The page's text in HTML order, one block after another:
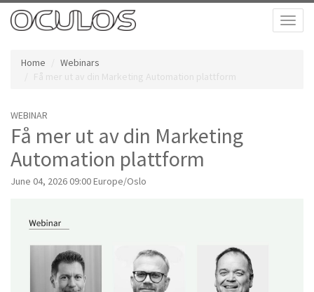
Home
Webinars
Få mer ut av din Marketing Automation plattform
WEBINAR
Få mer ut av din Marketing
Automation plattform
June 04, 2026 09:00 Europe/Oslo